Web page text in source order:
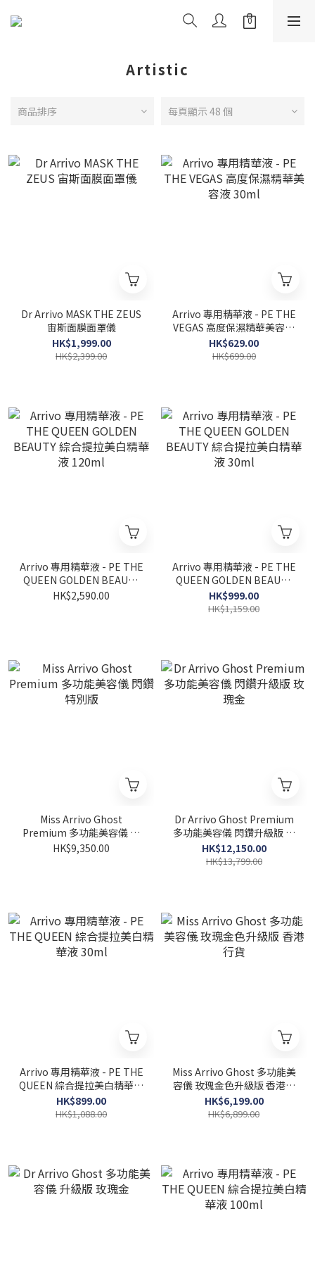
Artistic
商品排序 每頁顯示 48 個
Dr Arrivo MASK THE ZEUS
宙斯面膜面罩儀
HK$1,999.00
HK$2,399.00
Arrivo 專用精華液 - PE THE
VEGAS 高度保濕精華美容液
30ml
HK$629.00
HK$699.00
Arrivo 專用精華液 - PE THE
QUEEN GOLDEN BEAUTY
綜合提拉美白精華液 120ml
HK$2,590.00
Arrivo 專用精華液 - PE THE
QUEEN GOLDEN BEAUTY
綜合提拉美白精華液 30ml
HK$999.00
HK$1,159.00
Miss Arrivo Ghost
Premium 多功能美容儀 閃
鑽特別版
HK$9,350.00
Dr Arrivo Ghost Premium
多功能美容儀 閃鑽升級版 玫
瑰金
HK$12,150.00
HK$13,799.00
Arrivo 專用精華液 - PE THE
QUEEN 綜合提拉美白精華液
30ml
HK$899.00
HK$1,088.00
Miss Arrivo Ghost 多功能美
容儀 玫瑰金色升級版 香港行
貨
HK$6,199.00
HK$6,899.00